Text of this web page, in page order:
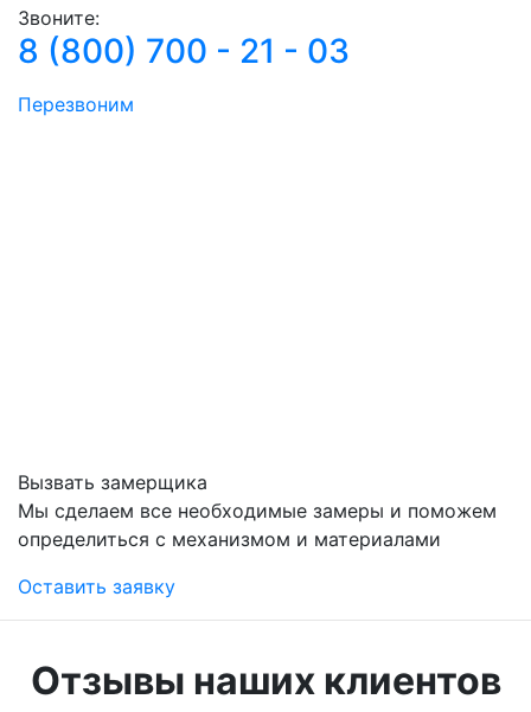
Звоните:
8 (800) 700 - 21 - 03
Перезвоним
Вызвать замерщика
Мы сделаем все необходимые замеры и поможем
определиться с механизмом и материалами
Оставить заявку
Отзывы наших клиентов